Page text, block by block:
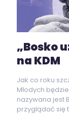
„Bosko
na KDM
Jak co roku
Młodych
nazywana jest
przyglądać się